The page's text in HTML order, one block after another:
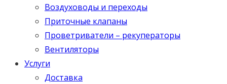
Воздуховоды и переходы
Приточные клапаны
Проветриватели – рекуператоры
Вентиляторы
Услуги
Доставка